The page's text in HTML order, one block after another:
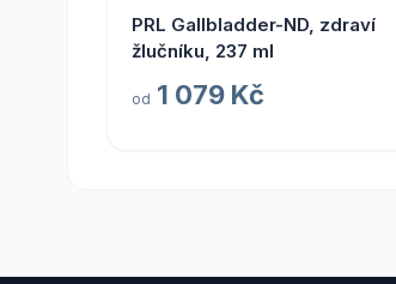
PRL Gallbladder-ND, zdraví
žlučníku, 237 ml
od 1 079 Kč